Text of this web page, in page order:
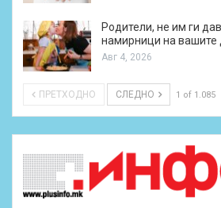
Родители, не им ги
намирници на вашите
Авг 4, 2026
ПРЕТХОДНО СЛЕДНО 1 of 1.085